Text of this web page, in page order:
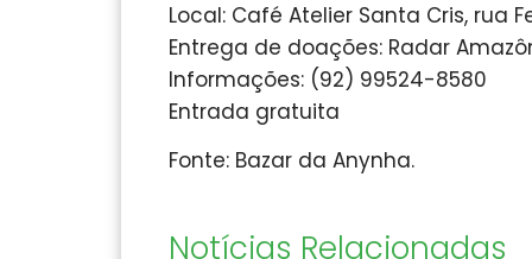
Local: Café Atelier Santa Cris, rua
Entrega de doações: Radar
Informações: (92) 99524-8580
Entrada gratuita
Fonte: Bazar da Anynha.
Notícias Relacionadas